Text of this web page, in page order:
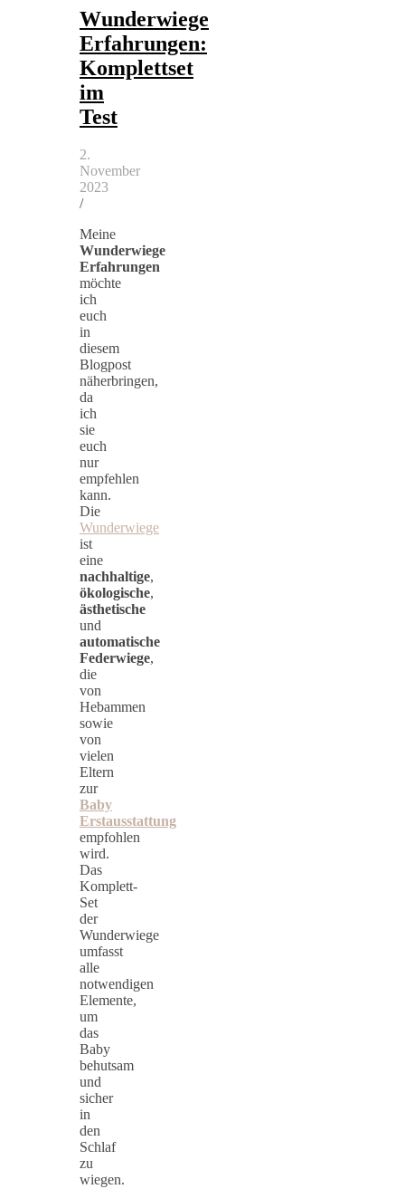
Wunderwiege
Erfahrungen:
Komplettset
im
Test
2.
November
2023
/
Meine
Wunderwiege
Erfahrungen
möchte
ich
euch
in
diesem
Blogpost
näherbringen,
da
ich
sie
euch
nur
empfehlen
kann.
Die
Wunderwiege
ist
eine
nachhaltige,
ökologische,
ästhetische
und
automatische
Federwiege,
die
von
Hebammen
sowie
von
vielen
Eltern
zur
Baby
Erstausstattung
empfohlen
wird.
Das
Komplett-
Set
der
Wunderwiege
umfasst
alle
notwendigen
Elemente,
um
das
Baby
behutsam
und
sicher
in
den
Schlaf
zu
wiegen.